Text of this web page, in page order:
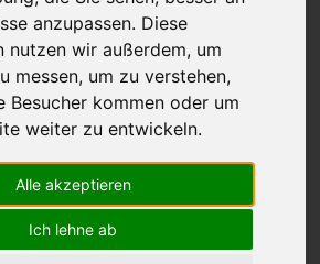
anzupassen. Diese
nutzen wir außerdem, um
messen, um zu verstehen,
Besucher kommen oder um
weiter zu entwickeln.
Alle akzeptieren
Ich lehne ab
Perücke